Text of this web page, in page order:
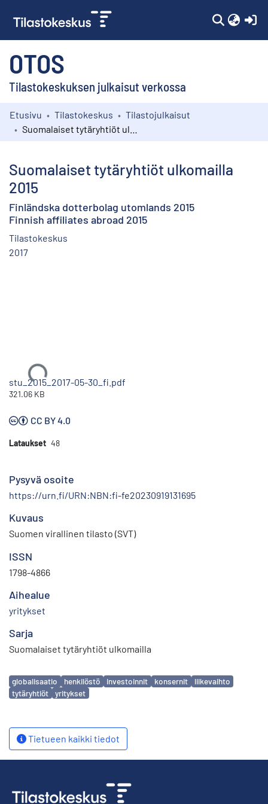
OTOS
Tilastokeskuksen julkaisut verkossa
Kokoelmat
Etusivu Tilastokeskus
Tilastojulkaisut
Suomalaiset tytäryhtiöt ulkomailla
2015
Finländska dotterbolag utomlands 2015
Finnish affiliates abroad 2015
Tilastokeskus
2017
Ladataan...
stu_2015_2017-05-30_fi.pdf
321.06 KB
CC BY 4.0
Lataukset 48
Pysyvä osoite
https://urn.fi/URN:NBN:fi-fe20230919131695
Kuvaus
Suomen virallinen tilasto (SVT)
ISSN
1798-4866
Aihealue
yritykset
Sarja
Suomalaiset tytäryhtiöt ulkomailla
Avainsanat
globalisaatio henkilöstö investoinnit konsernit
liikevaihto
tytäryhtiöt
yritykset
Tietueen kaikki tiedot